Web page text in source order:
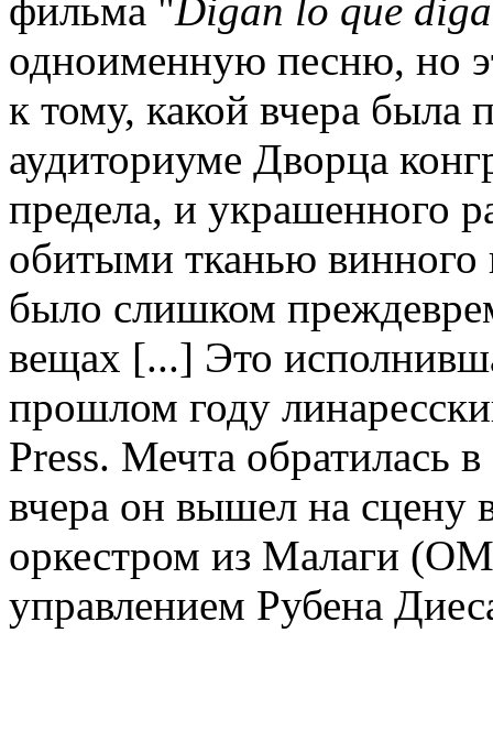
фильма "Digan lo que
одноименную песню, но
к тому, какой вчера была
аудиториуме Дворца
предела, и украшенного
обитыми тканью винного
было слишком
вещах [...] Это
прошлом году
Press. Мечта обратилась
вчера он вышел на сцену
оркестром из Малаги
управлением Рубена